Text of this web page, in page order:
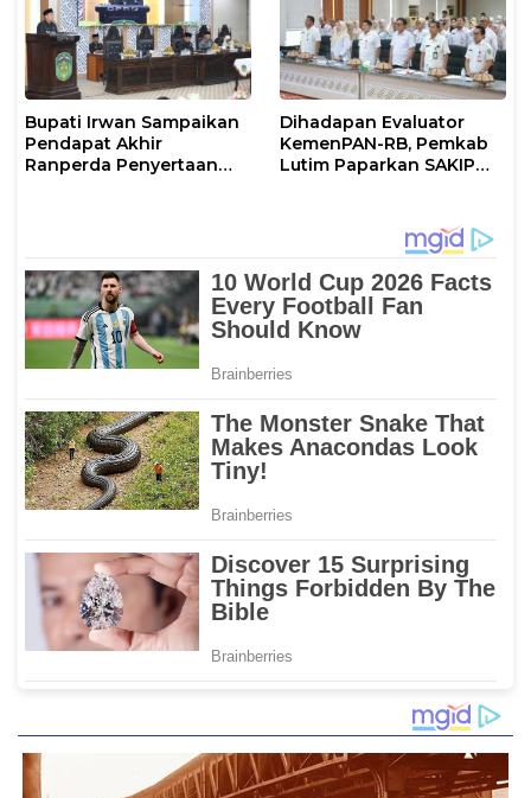
Bupati Irwan Sampaikan
Pendapat Akhir
Ranperda Penyertaan
Dihadapan Evaluator
KemenPAN-RB, Pemkab
Lutim Paparkan SAKIP